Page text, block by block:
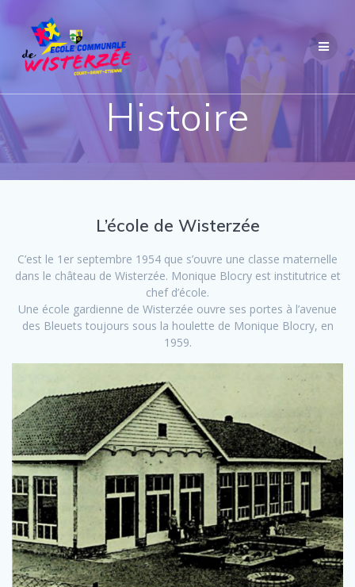
contenu
Histoire
L’école de Wisterzée
C’est le 1er septembre 1954 que s’ouvre une classe maternelle
dans le château de Wisterzée. Monique Blocry est institutrice et
chef d’école.
Une école gardienne de Wisterzée ouvre ses portes à l’avenue
des Bleuets toujours sous la houlette de Monique Blocry, en
1959.